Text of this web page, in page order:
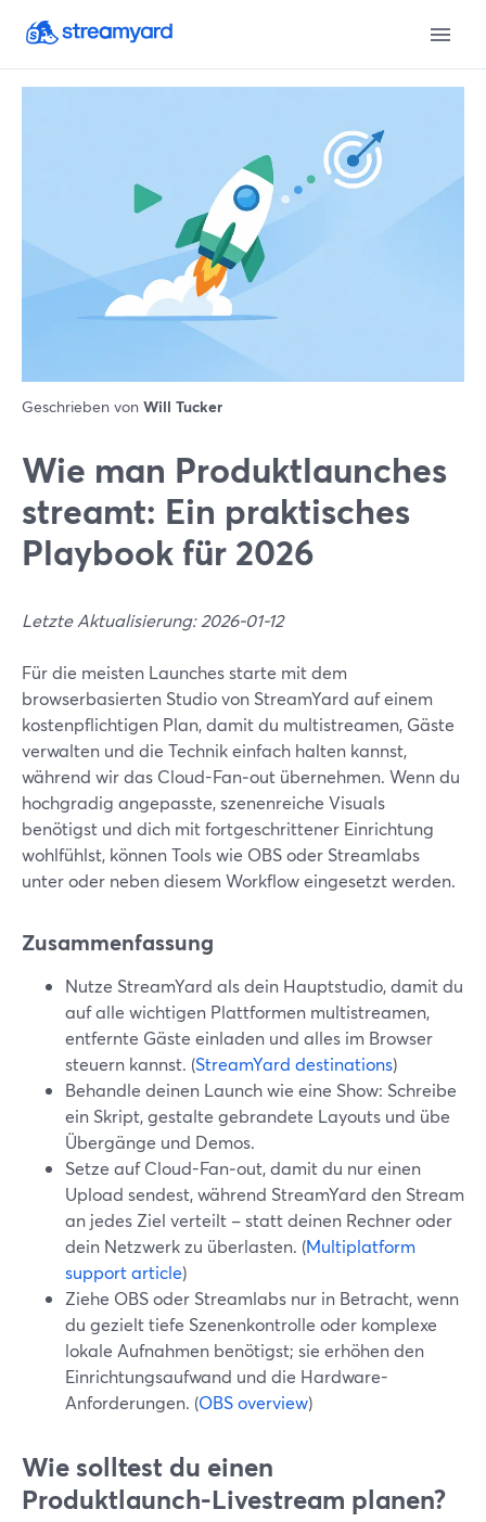
Geschrieben von Will Tucker
Wie man Produktlaunches
streamt: Ein praktisches
Playbook für 2026
Letzte Aktualisierung: 2026-01-12
Für die meisten Launches starte mit dem
browserbasierten Studio von StreamYard auf einem
kostenpflichtigen Plan, damit du multistreamen, Gäste
verwalten und die Technik einfach halten kannst,
während wir das Cloud-Fan‑out übernehmen. Wenn du
hochgradig angepasste, szenenreiche Visuals
benötigst und dich mit fortgeschrittener Einrichtung
wohlfühlst, können Tools wie OBS oder Streamlabs
unter oder neben diesem Workflow eingesetzt werden.
Zusammenfassung
Nutze StreamYard als dein Hauptstudio, damit du
auf alle wichtigen Plattformen multistreamen,
entfernte Gäste einladen und alles im Browser
steuern kannst. (StreamYard destinations)
Behandle deinen Launch wie eine Show: Schreibe
ein Skript, gestalte gebrandete Layouts und übe
Übergänge und Demos.
Setze auf Cloud-Fan‑out, damit du nur einen
Upload sendest, während StreamYard den Stream
an jedes Ziel verteilt – statt deinen Rechner oder
dein Netzwerk zu überlasten. (Multiplatform
support article)
Ziehe OBS oder Streamlabs nur in Betracht, wenn
du gezielt tiefe Szenenkontrolle oder komplexe
lokale Aufnahmen benötigst; sie erhöhen den
Einrichtungsaufwand und die Hardware-
Anforderungen. (OBS overview)
Wie solltest du einen
Produktlaunch-Livestream planen?